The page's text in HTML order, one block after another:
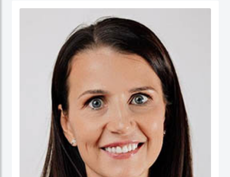
سابقا كبير الاقتصاديين/خبير ومحلل مالي واقتصادي واستراتيجيات- وشريك مؤسس في
ورئيسا تنفيذيا لسرايا العقبة، وتعمير الاردنية القابضة ودارات الأردنية القابضة.